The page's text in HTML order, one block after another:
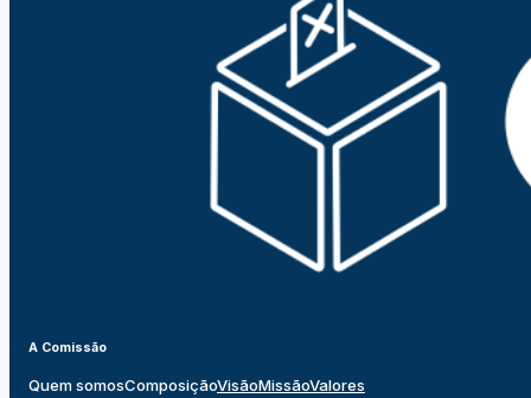
A Comissão
Quem somosComposiçãoVisãoMissãoValores